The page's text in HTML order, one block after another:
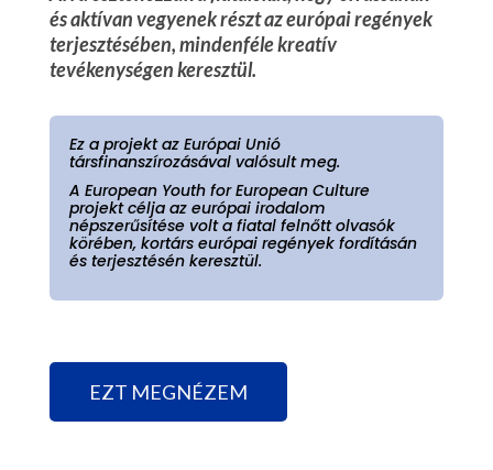
és aktívan vegyenek részt az európai regények
terjesztésében, mindenféle kreatív
tevékenységen keresztül.
Ez a projekt az Európai Unió
társfinanszírozásával valósult meg.
A European Youth for European Culture
projekt célja az európai irodalom
népszerűsítése volt a fiatal felnőtt olvasók
körében, kortárs európai regények fordításán
és terjesztésén keresztül.
EZT MEGNÉZEM